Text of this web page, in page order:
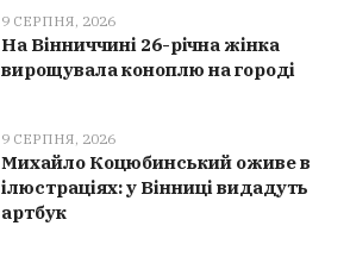
9 СЕРПНЯ, 2026
На Вінниччині 26-річна жінка
вирощувала коноплю на городі
9 СЕРПНЯ, 2026
Михайло Коцюбинський оживе в
ілюстраціях: у Вінниці видадуть
артбук